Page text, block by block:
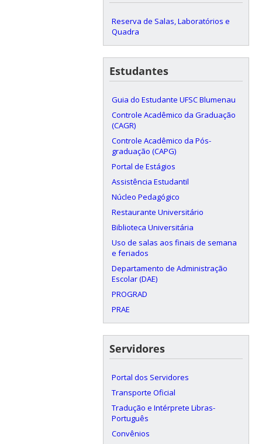
Reserva de Salas, Laboratórios e
Quadra
Estudantes
Guia do Estudante UFSC Blumenau
Controle Acadêmico da Graduação
(CAGR)
Controle Acadêmico da Pós-
graduação (CAPG)
Portal de Estágios
Assistência Estudantil
Núcleo Pedagógico
Restaurante Universitário
Biblioteca Universitária
Uso de salas aos finais de semana
e feriados
Departamento de Administração
Escolar (DAE)
PROGRAD
PRAE
Servidores
Portal dos Servidores
Transporte Oficial
Tradução e Intérprete Libras-
Português
Convênios